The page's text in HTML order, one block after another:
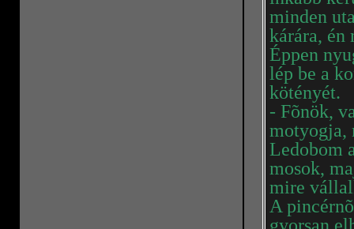
minden
kárára, én
Éppen
lép be a
kötényét.
- Fõnök,
motyogja,
Ledobom
mosok,
mire
A